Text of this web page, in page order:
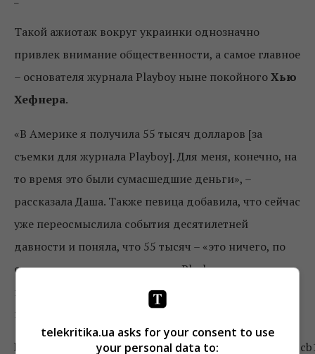
Такой ажиотаж вокруг украинки однозначно
привлек внимание общественности, а самое главное
– основателя журнала Playboy ныне покойногоХью
Хефнера.
«В Америке я получила 55 тысяч долларов [за
съемки для журнала Playboy]. Для меня, конечно, на
то время это были сумасшедшие деньги», –
рассказала Даша. Также певица добавила, что сейчас
уже переосмыслила события десятилетней
давности и поняла, что 55 тысяч – «это ничего, по
сравнению с тем, как изменил Playboy мою жизнь и
какие испытания появились в моей жизни после
него».
http://images.telekritika.ua/
telekritika.ua asks for your consent to use
your personal data to: